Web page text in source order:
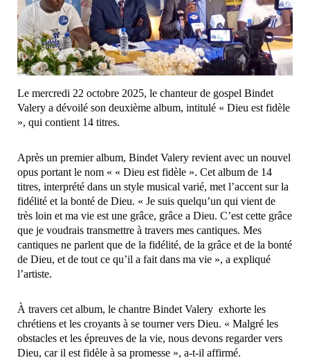
Le mercredi 22 octobre 2025, le chanteur de gospel Bindet
Valery a dévoilé son deuxième album, intitulé « Dieu est fidèle
», qui contient 14 titres.
Après un premier album, Bindet Valery revient avec un nouvel
opus portant le nom « « Dieu est fidèle ». Cet album de 14
titres, interprété dans un style musical varié, met l’accent sur la
fidélité et la bonté de Dieu. « Je suis quelqu’un qui vient de
très loin et ma vie est une grâce, grâce a Dieu. C’est cette grâce
que je voudrais transmettre à travers mes cantiques. Mes
cantiques ne parlent que de la fidélité, de la grâce et de la bonté
de Dieu, et de tout ce qu’il a fait dans ma vie », a expliqué
l’artiste.
À travers cet album, le chantre Bindet Valery exhorte les
chrétiens et les croyants à se tourner vers Dieu. « Malgré les
obstacles et les épreuves de la vie, nous devons regarder vers
Dieu, car il est fidèle à sa promesse », a-t-il affirmé.